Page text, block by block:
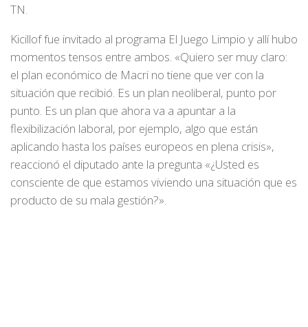
TN.
Kicillof fue invitado al programa El Juego Limpio y allí hubo
momentos tensos entre ambos. «Quiero ser muy claro:
el plan económico de Macri no tiene que ver con la
situación que recibió. Es un plan neoliberal, punto por
punto. Es un plan que ahora va a apuntar a la
flexibilización laboral, por ejemplo, algo que están
aplicando hasta los países europeos en plena crisis»,
reaccionó el diputado ante la pregunta «¿Usted es
consciente de que estamos viviendo una situación que es
producto de su mala gestión?».